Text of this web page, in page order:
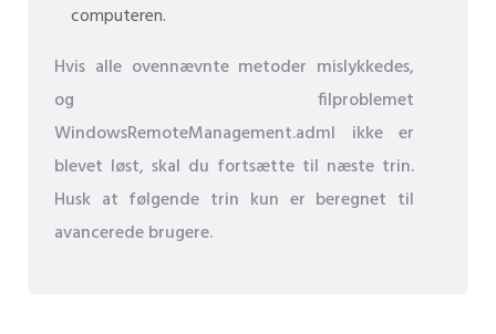
computeren.
Hvis alle ovennævnte metoder mislykkedes,
og filproblemet
WindowsRemoteManagement.adml ikke er
blevet løst, skal du fortsætte til næste trin.
Husk at følgende trin kun er beregnet til
avancerede brugere.